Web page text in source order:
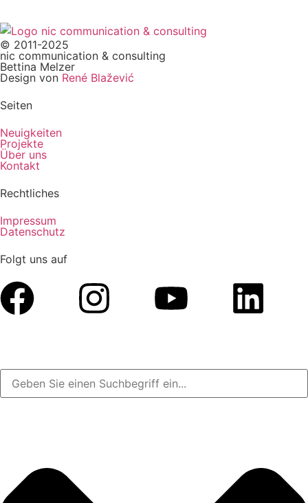
© 2011-2025
nic communication & consulting
Bettina Melzer
Design von René Blažević
Seiten
Neuigkeiten
Projekte
Über uns
Kontakt
Rechtliches
Impressum
Datenschutz
Folgt uns auf